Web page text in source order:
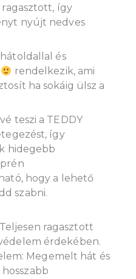
ragasztott, így
nyújt nedves
és
rendelkezik, ami
ha sokáig ülsz a
teszi a TEDDY
így
hidegebb
hogy a lehető
szabni.
ragasztott
érdekében.
Megemelt hát és